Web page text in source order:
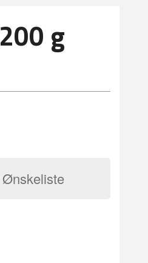
g
Ønskeliste